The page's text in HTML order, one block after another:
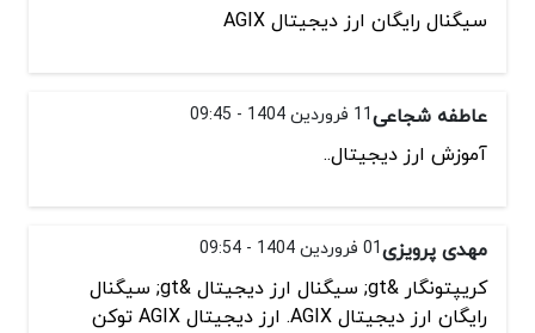
سیگنال رایگان ارز دیجیتال AGIX
عاطفه شجاعی11 فروردین 1404 - 09:45
آموزش ارز دیجیتال..
مهدی پرویزی01 فروردین 1404 - 09:54
کریپتونگار &gt; سیگنال ارز دیجیتال &gt; سیگنال
رایگان ارز دیجیتال AGIX. ارز دیجیتال AGIX توکن